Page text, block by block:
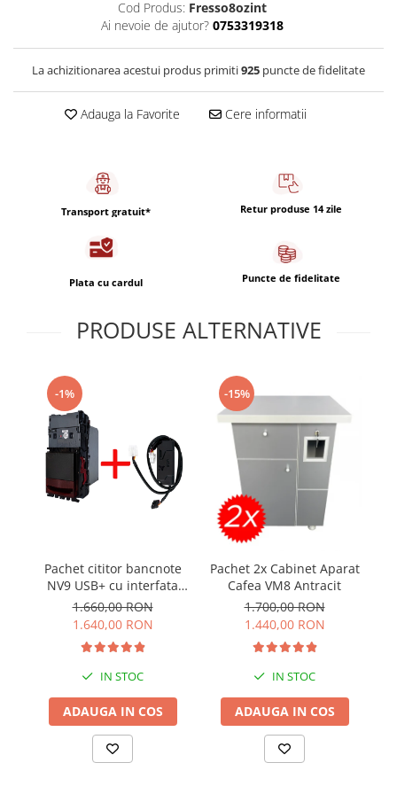
Cafea macinata
Cod Produs: Fresso8ozint
Ai nevoie de ajutor? 0753319318
La achizitionarea acestui produs primiti925 puncte de fidelitate
Adauga la Favorite Cere informatii
Transport gratuit* Retur produse 14 zile
Plata cu cardul Puncte de fidelitate
PRODUSE ALTERNATIVE
-1%
Pachet cititor bancnote
NV9 USB+ cu interfata
MDB IF5
1.660,00 RON
1.640,00 RON
IN STOC
ADAUGA IN COS
-15%
Pachet 2x Cabinet Aparat
Cafea VM8 Antracit
1.700,00 RON
1.440,00 RON
IN STOC
ADAUGA IN COS